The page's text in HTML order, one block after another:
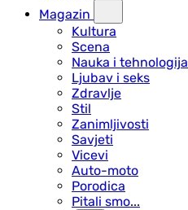
Magazin
Kultura
Scena
Nauka i tehnologija
Ljubav i seks
Zdravlje
Stil
Zanimljivosti
Savjeti
Vicevi
Auto-moto
Porodica
Pitali smo...